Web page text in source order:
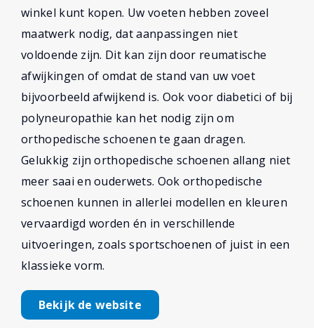
winkel kunt kopen. Uw voeten hebben zoveel
maatwerk nodig, dat aanpassingen niet
voldoende zijn. Dit kan zijn door reumatische
afwijkingen of omdat de stand van uw voet
bijvoorbeeld afwijkend is. Ook voor diabetici of bij
polyneuropathie kan het nodig zijn om
orthopedische schoenen te gaan dragen.
Gelukkig zijn orthopedische schoenen allang niet
meer saai en ouderwets. Ook orthopedische
schoenen kunnen in allerlei modellen en kleuren
vervaardigd worden én in verschillende
uitvoeringen, zoals sportschoenen of juist in een
klassieke vorm.
Bekijk de website